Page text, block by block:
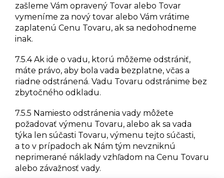
zašleme Vám opravený Tovar alebo Tovar
vymeníme za nový tovar alebo Vám vrátime
zaplatenú Cenu Tovaru, ak sa nedohodneme
inak.
7.5.4 Ak ide o vadu, ktorú môžeme odstrániť,
máte právo, aby bola vada bezplatne, včas a
riadne odstránená. Vadu Tovaru odstránime bez
zbytočného odkladu.
7.5.5 Namiesto odstránenia vady môžete
požadovať výmenu Tovaru, alebo ak sa vada
týka len súčasti Tovaru, výmenu tejto súčasti,
a to v prípadoch ak Nám tým nevzniknú
neprimerané náklady vzhľadom na Cenu Tovaru
alebo závažnosť vady.